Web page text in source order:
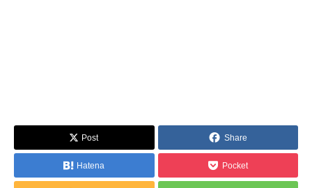
Post Share
Hatena Pocket